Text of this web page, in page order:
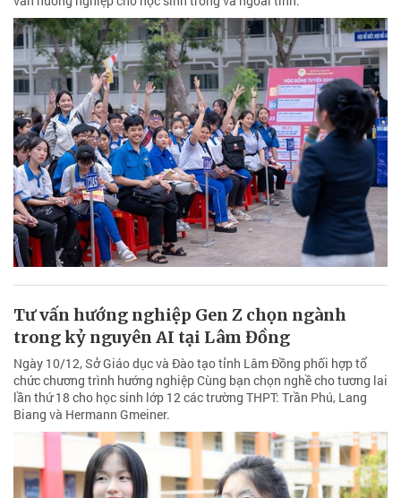
Tư vấn hướng nghiệp Gen Z chọn ngành
trong kỷ nguyên AI tại Lâm Đồng
Ngày 10/12, Sở Giáo dục và Đào tạo tỉnh Lâm Đồng phối hợp tổ
chức chương trình hướng nghiệp Cùng bạn chọn nghề cho tương lai
lần thứ 18 cho học sinh lớp 12 các trường THPT: Trần Phú, Lang
Biang và Hermann Gmeiner.